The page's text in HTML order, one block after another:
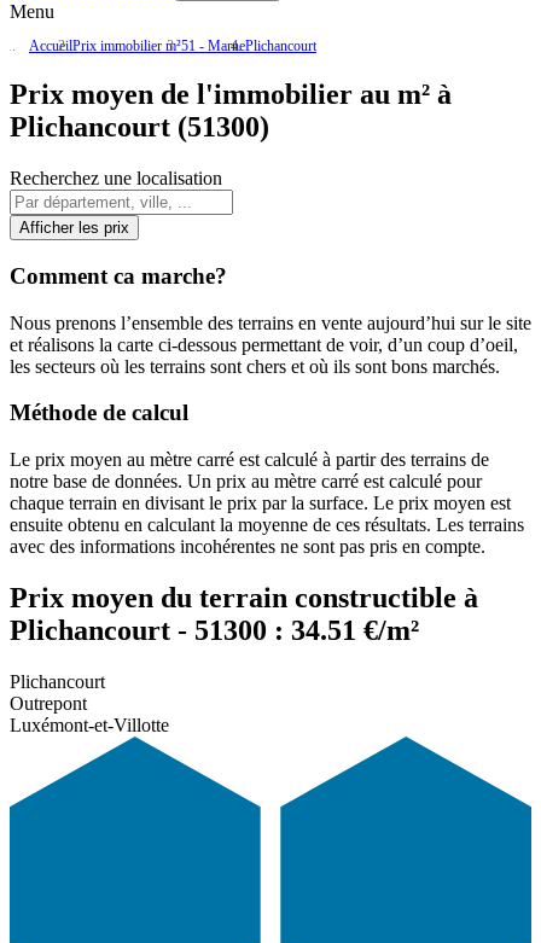
Menu
AccueilPrix immobilier m²51 - MarnePlichancourt
Prix moyen de l'immobilier au m² à
Plichancourt (51300)
Recherchez une localisation
Afficher les prix
Comment ca marche?
Nous prenons l’ensemble des terrains en vente aujourd’hui sur le site
et réalisons la carte ci-dessous permettant de voir, d’un coup d’oeil,
les secteurs où les terrains sont chers et où ils sont bons marchés.
Méthode de calcul
Le prix moyen au mètre carré est calculé à partir des terrains de
notre base de données. Un prix au mètre carré est calculé pour
chaque terrain en divisant le prix par la surface. Le prix moyen est
ensuite obtenu en calculant la moyenne de ces résultats. Les terrains
avec des informations incohérentes ne sont pas pris en compte.
Prix moyen du terrain constructible à
Plichancourt - 51300 : 34.51 €/m²
Plichancourt
Outrepont
Luxémont-et-Villotte